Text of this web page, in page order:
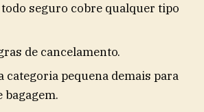
seguro cobre qualquer tipo
de cancelamento.
categoria pequena demais para
bagagem.